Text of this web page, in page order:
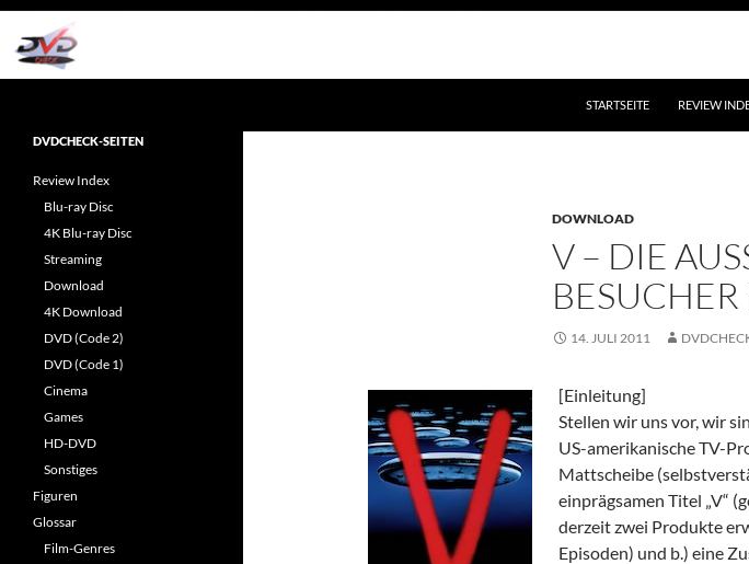
Zum
Inhalt
springen
STARTSEITE REVIEW
DOWNLOAD
V – DIE
ESUCHER
14. JULI 2011
[Einleitung]
Stellen wir uns vor, wir
US-amerikanische TV-
Mattscheibe
einprägsamen Titel „V“
derzeit zwei Produkte
Episoden) und b.) eine
Reviews rund ums Heimkino &
DVDCHECK-SEITEN
Review Index
Blu-ray Disc
4K Blu-ray Disc
Streaming
Download
4K Download
DVD (Code 2)
DVD (Code 1)
Cinema
Games
HD-DVD
Sonstiges
Figuren
Glossar
Film-Genres